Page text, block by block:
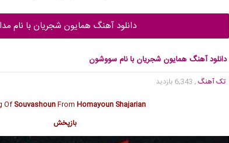
دانلود آهنگ همایون شجریان با نام
دانلود آهنگ همایون شجریان با نام سووشون
تک آهنگ, 6,343 بازدید
OfSouvashounFrom Homayoun Shajarian
بازپخش